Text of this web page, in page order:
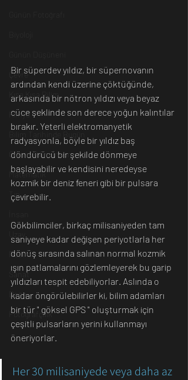
Çevre
Kısa Kısa Bilim
Kimya
Günün Bilim İnsanı
Matematik
Tıp
Resim
Sanat
Doğa
Fotoğrafçılık
Bir süperdev yıldız, bir süpernovanın
ardından kendi üzerine çöktüğünde,
arkasında bir nötron yıldızı veya beyaz
cüce şeklinde son derece yoğun kalıntılar
bırakır. Yeterli elektromanyetik
radyasyonla, böyle bir yıldız baş
döndürücü bir şekilde dönmeye
başlayabilir ve kendisini neredeyse
kozmik bir deniz feneri gibi bir pulsara
çevirebilir.
Gökbilimciler, birkaç milisaniyeden tam
saniyeye kadar değişen periyotlarla her
dönüş sırasında salınan normal kozmik
ışın patlamalarını gözlemleyerek bu garip
yıldızları tespit edebiliyorlar. Aslında o
kadar öngörülebilirler ki, bilim adamları
bir tür " göksel GPS " oluşturmak için
çeşitli pulsarların yerini kullanmayı
öneriyorlar.
Her 30 milisaniyede veya daha az